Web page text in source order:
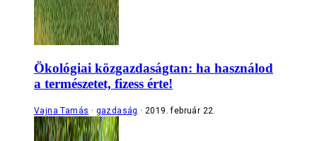
Ökológiai közgazdaságtan: ha használod
a természetet, fizess érte!
Vajna Tamás gazdaság 2019. február 22.